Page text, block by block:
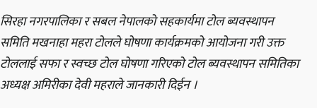
सिरहा नगरपालिका र सबल नेपालको सहकार्यमा टोल ब्यवस्थापन
समिति मखनाहा महरा टोलले घोषणा कार्यक्रमको आयोजना गरी उक्त
टोललाई सफा र स्वच्छ टोल घोषणा गरिएको टोल ब्यवस्थापन समितिका
अध्यक्ष अमिरीका देवी महराले जानकारी दिईन ।